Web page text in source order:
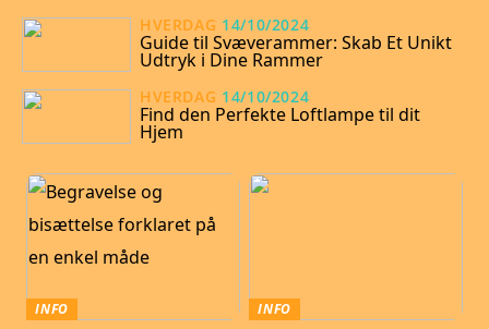
HVERDAG 14/10/2024
Guide til Svæverammer: Skab Et Unikt
Udtryk i Dine Rammer
HVERDAG 14/10/2024
Find den Perfekte Loftlampe til dit
Hjem
INFO INFO